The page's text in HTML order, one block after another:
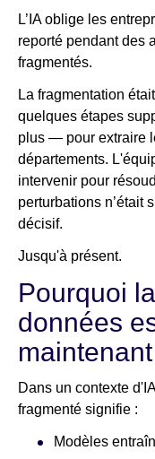
L’IA oblige les
reporté pendant des
fragmentés.
La fragmentation
quelques étapes
plus — pour extraire
départements.
intervenir pour
perturbations n’était
décisif.
Jusqu'à présent.
Pourquoi
données
maintenant
Dans un contexte
fragmenté signifie :
Modèles